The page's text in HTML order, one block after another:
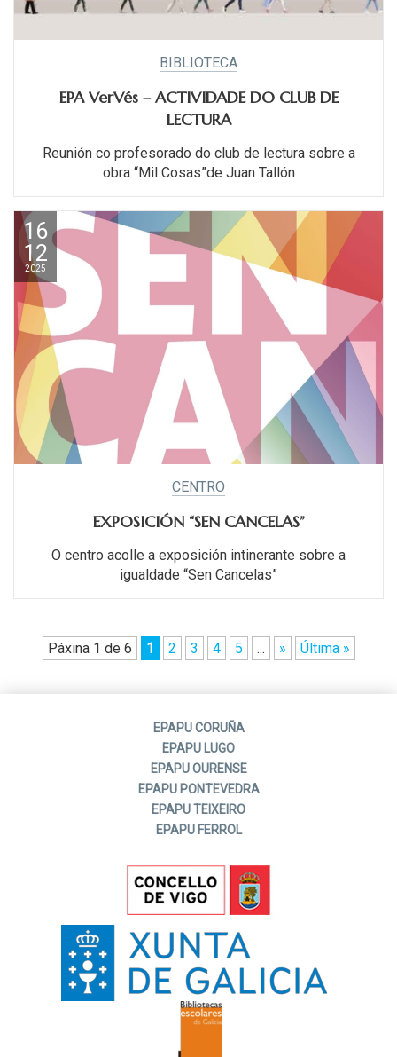
BIBLIOTECA
EPA VerVés – ACTIVIDADE DO CLUB DE
LECTURA
Reunión co profesorado do club de lectura sobre a
obra “Mil Cosas”de Juan Tallón
16
12
2025
CENTRO
EXPOSICIÓN “SEN CANCELAS”
O centro acolle a exposición intinerante sobre a
igualdade “Sen Cancelas”
Páxina 1 de 6 1 2 3 4 5 ... » Última »
EPAPU CORUÑA
EPAPU LUGO
EPAPU OURENSE
EPAPU PONTEVEDRA
EPAPU TEIXEIRO
EPAPU FERROL